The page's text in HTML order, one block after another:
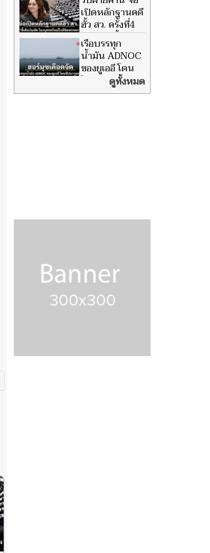
วโรกาสให้ ทูตต่างประเทศประจำ
ประเทศไทย เฝ้าฯเปิดหลักฐานคดี
ฮั้ว สว. ครั้งที่4
'พนิดา' ชี้เส้น
เงินชัด โยงบุคคลใหม่ใกล้ชิด
พรรคการเมือง
เรือบรรทุก
น้ำมัน ADNOC
ของยูเออี โดน
โจมตีขณะแล่น
ผ่านช่องแคบฮอร์มุซ พุุ่งเป้าฝีมือ
ดูทั้งหมด